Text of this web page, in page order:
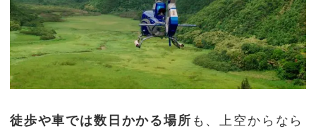
徒歩や車では数日かかる場所 も、上空からなら